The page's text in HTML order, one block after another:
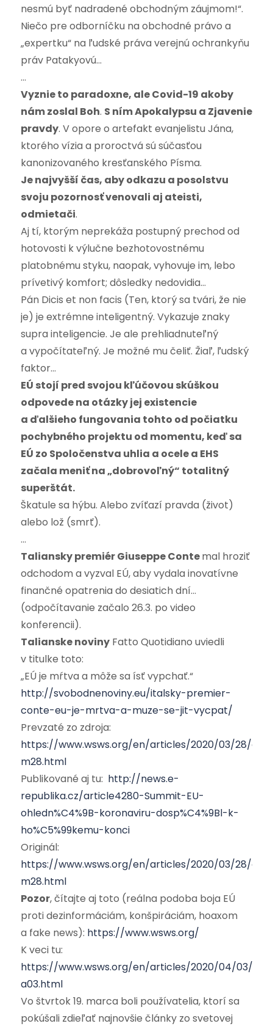
nesmú byť nadradené obchodným záujmom!“.
Niečo pre odborníčku na obchodné právo a
„expertku“ na ľudské práva verejnú ochrankyňu
práv Patakyovú…
…
Vyznie to paradoxne, ale Covid-19 akoby
nám zoslal Boh. S ním Apokalypsu a Zjavenie
pravdy. V opore o artefakt evanjelistu Jána,
ktorého vízia a proroctvá sú súčasťou
kanonizovaného kresťanského Písma.
Je najvyšší čas, aby odkazu a posolstvu
svoju pozornosť venovali aj ateisti,
odmietači.
Aj tí, ktorým neprekáža postupný prechod od
hotovosti k výlučne bezhotovostnému
platobnému styku, naopak, vyhovuje im, lebo
prívetivý komfort; dôsledky nedovidia…
Pán Dicis et non facis (Ten, ktorý sa tvári, že nie
je) je extrémne inteligentný. Vykazuje znaky
supra inteligencie. Je ale prehliadnuteľný
a vypočítateľný. Je možné mu čeliť. Žiaľ, ľudský
faktor…
EÚ stojí pred svojou kľúčovou skúškou
odpovede na otázky jej existencie
a ďalšieho fungovania tohto od počiatku
pochybného projektu od momentu, keď sa
EÚ zo Spoločenstva uhlia a ocele a EHS
začala meniť na „dobrovoľný“ totalitný
superštát.
Škatule sa hýbu. Alebo zvíťazí pravda (život)
alebo lož (smrť).
…
Taliansky premiér Giuseppe Contemal hroziť
odchodom a vyzval EÚ, aby vydala inovatívne
finančné opatrenia do desiatich dní…
(odpočítavanie začalo 26.3. po video
konferencii).
Talianske novinyFatto Quotidiano uviedli
v titulke toto:
„EÚ je mŕtva a môže sa ísť vypchať.“
http://svobodnenoviny.eu/italsky-premier-
conte-eu-je-mrtva-a-muze-se-jit-vycpat/
Prevzaté zo zdroja:
https://www.wsws.org/en/articles/2020/03/28/
m28.html
Publikované aj tu: http://news.e-
republika.cz/article4280-Summit-EU-
ohledn%C4%9B-koronaviru-dosp%C4%9Bl-k-
ho%C5%99kemu-konci
Originál:
https://www.wsws.org/en/articles/2020/03/28/
m28.html
Pozor, čítajte aj toto (reálna podoba boja EÚ
proti dezinformáciám, konšpiráciám, hoaxom
a fake news): https://www.wsws.org/
K veci tu:
https://www.wsws.org/en/articles/2020/04/03/
a03.html
Vo štvrtok 19. marca boli používatelia, ktorí sa
pokúšali zdieľať najnovšie články zo svetovej